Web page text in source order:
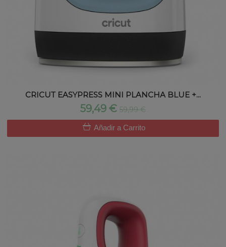
CRICUT EASYPRESS MINI PLANCHA BLUE +...
59,49 € 59,99 €
Añadir a Carrito